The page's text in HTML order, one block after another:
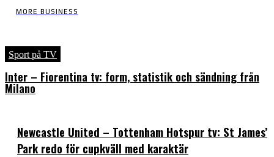
MORE BUSINESS
Sport på TV
Inter – Fiorentina tv: form, statistik och sändning från
Milano
Newcastle United – Tottenham Hotspur tv: St James’
Park redo för cupkväll med karaktär